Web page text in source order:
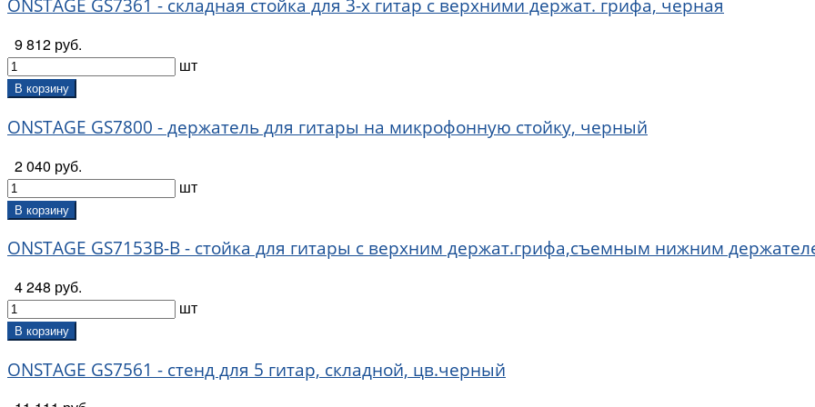
ONSTAGE GS7361 - складная стойка для 3-х гитар с верхними держат. грифа, черная
9 812 руб.
шт
В корзину
ONSTAGE GS7800 - держатель для гитары на микрофонную стойку, черный
2 040 руб.
шт
В корзину
ONSTAGE GS7153B-B - стойка для гитары с верхним держат.грифа,съемным нижним
4 248 руб.
шт
В корзину
ONSTAGE GS7561 - стенд для 5 гитар, складной, цв.черный